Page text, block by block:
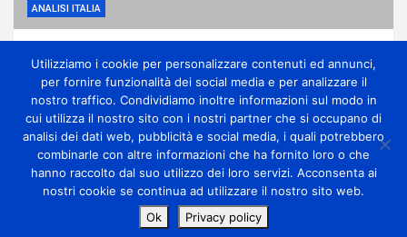
ANALISI ITALIA
isolati temporali
3 giorni ago miometeo
Copyright Miometeo © All rights reserved | Theme by
MantraBrain
Utilizziamo i cookie per personalizzare contenuti ed annunci,
per fornire funzionalità dei social media e per analizzare il
nostro traffico. Condividiamo inoltre informazioni sul modo in
cui utilizza il nostro sito con i nostri partner che si occupano di
analisi dei dati web, pubblicità e social media, i quali potrebbero
combinarle con altre informazioni che ha fornito loro o che
hanno raccolto dal suo utilizzo dei loro servizi. Acconsenta ai
nostri cookie se continua ad utilizzare il nostro sito web.
Ok
Privacy policy